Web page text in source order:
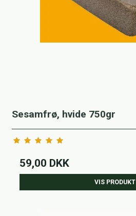
Sesamfrø, hvide 750gr
59,00 DKK
VIS PRODUKT